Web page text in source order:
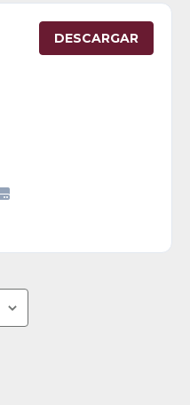
DESCARGAR